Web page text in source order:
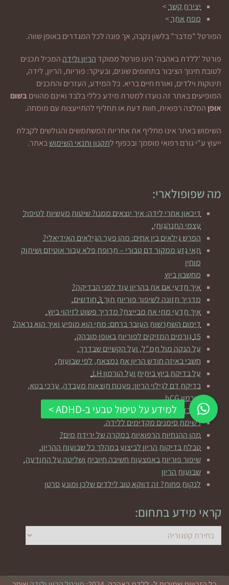
יצירת קשר>
מפת אתר>
הפורטל "מדבר" בלשון נקבה, אך פונה לכל המגדרים באופן שווה.
פורטל 'ללדת באהבה' הינו פורטל ממוקד הריון ולידה המכיל תכנים
לטובת חינוך הציבור בתחומים שונים, ובעיקר: פוריות, הריון, לידה,
תינוקות וילדים, ואורח חיים בריא. כל המידע, העזרים והתכנים
המופיעים באתר זה נועדו למטרת מידע כללי בלבד ואינם מהוויםבשום
אופן המלצה רפואית, חוות דעת או תחליף להתייעצות עם מומחה.
השימוש באתר אינו מחליף את אחריות המשתמשים והגולשים לקבלת
ייעוץ ע"י גורם רפואי מוסמך ובכפוף לתקנון ותנאי השימושבאתר.
מה שפופולארי:
דיכאון אחרי לידה: איך יוצאים ממנו? שיטות מעשיות לטיפול
עצמי התנהגותי.
הפרש גילאים בין אחים: מהו פער הגילאים האידיאלי?
תאי גזע ממקור דם טבורי – תרופת פלא עבור אוטיזם ושיתוק
מוחין
מחשבון ביוץ
איך תדעי אם את בהריון עוד לפני הבדיקה?
מדריך תזונה לשיפור פוריות תוך 3 חודשים.
איך תדעי מתי את מבייצת? מדריך פשוט לזיהוי ביוץ.
דימום השתרשות העובר ברחם: מתי הוא מופיע ואיך הוא נראה?
15 גורמים המזיקים לפוריות באופן מובהק.
על הנקה מול תמ"ל, ועל הקשיים שבדרך.
חשבי באיזה חודש הריון את נמצאת, לפי שבועות.
על בדיקת ביוץ ביתית ועל הורמון LH.
בדיקת דם לגילוי הריון: פענוח תוצאות מעבדה, ערכי בטא,
הורמון hCG.
על בדיקת האולטרסאונד הראשונה בהריון.
רשימת סימנים מקדימים ללידה.
מהן ההנחיות הרפואיות במקרה של ירידת מים?
טבלת בדיקות הריון לביצוע במהלך כל שבועות ההריון.
שיפור פוריות באמצעות חשיבה חיובית ושליטה על התודעה.
שבועות הריון
לנקות פחות? זה דווקא טוב לילדים שלכן ומונע סרטן
קראי מידע בתחום:
קראי
מידע